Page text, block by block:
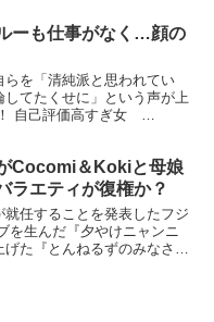
ーも仕事がなく…顔の
を「清純派と思われてい
てたくせに」という声が上
自己評価高すぎ女
Cocomi＆Kokiと母娘
ラエティが復権か？
任することを発表したフジ
を生んだ『夕やけニャンニ
た『とんねるずのみなさん